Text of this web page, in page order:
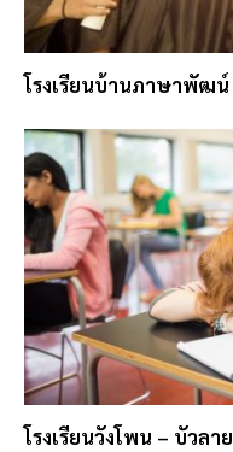
โรงเรียนบ้านภาษาพัฒน์
โรงเรียนวังโพน – บัวลา